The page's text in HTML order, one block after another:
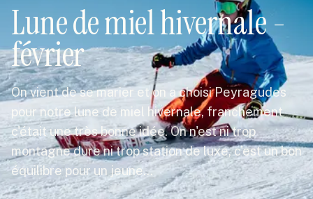
Lune de miel hivernale -
février
On vient de se marier et on a choisi Peyragudes
pour notre lune de miel hivernale, franchement
c'était une très bonne idée. On n'est ni trop
montagne dure ni trop station de luxe, c'est un bon
équilibre pour un jeune…